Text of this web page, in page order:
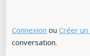
Connexion ou Créer
conversation.